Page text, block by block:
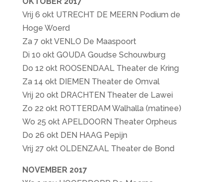
Vrij 6 okt UTRECHT DE MEERN Podium de
Hoge Woerd
Za 7 okt VENLO De Maaspoort
Di 10 okt GOUDA Goudse Schouwburg
Do 12 okt ROOSENDAAL Theater de Kring
Za 14 okt DIEMEN Theater de Omval
Vrij 20 okt DRACHTEN Theater de Lawei
Zo 22 okt ROTTERDAM Walhalla (matinee)
Wo 25 okt APELDOORN Theater Orpheus
Do 26 okt DEN HAAG Pepijn
Vrij 27 okt OLDENZAAL Theater de Bond
NOVEMBER 2017